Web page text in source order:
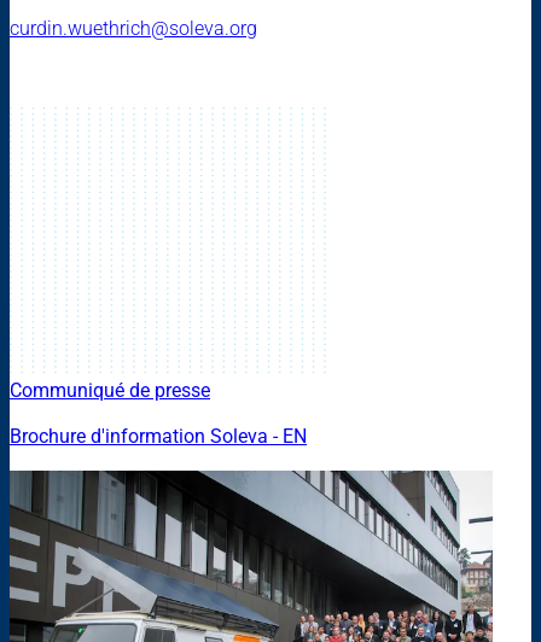
curdin.wuethrich@soleva.org
Communiqué de presse
Brochure d'information Soleva - EN